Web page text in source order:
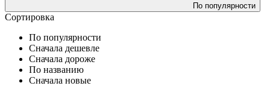
По популярности
Сортировка
По популярности
Сначала дешевле
Сначала дороже
По названию
Сначала новые